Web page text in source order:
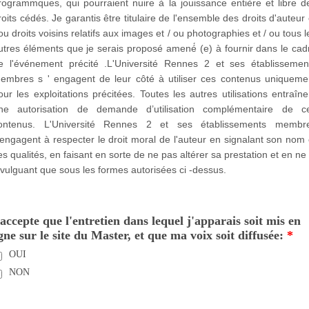
qui pourraient nuire à la jouissance entière et libre
cédés. Je garantis être titulaire de l'ensemble des droits d'auteur
droits voisins relatifs aux images et / ou photographies et / ou tous
éléments que je serais proposé amené́ (e) à fournir dans le
l'événement précité .L'Université Rennes 2 et ses
s ' engagent de leur côté à utiliser ces contenus
les exploitations précitées. Toutes les autres utilisations
autorisation de demande d’utilisation complémentaire de
L'Université Rennes 2 et ses établissements
à respecter le droit moral de l'auteur en signalant son nom
qualités, en faisant en sorte de ne pas altérer sa prestation et en ne
que sous les formes autorisées ci -dessus.
que l'entretien dans lequel j'apparais soit mis en
sur le site du Master, et que ma voix soit diffusée: *
OUI
NON